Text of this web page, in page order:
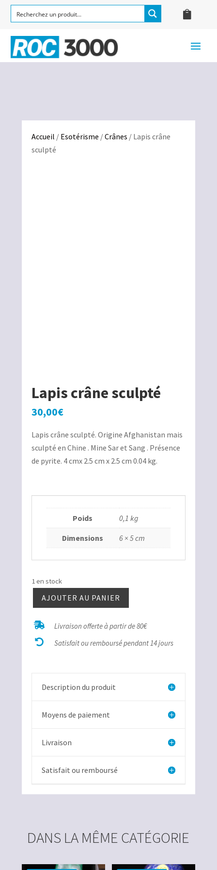
Accueil / Esotérisme /Crânes / Lapis crâne
sculpté
Lapis crâne sculpté
30,00€
Lapis crâne sculpté. Origine Afghanistan mais
sculpté en Chine . Mine Sar et Sang . Présence
de pyrite. 4 cmx 2.5 cm x 2.5 cm 0.04 kg.
Poids 0,1 kg
Dimensions 6 × 5 cm
1 en stock
quantité
Lapis
crâne
AJOUTER AU PANIER
 Livraison offerte à partir de 80€
 Satisfait ou remboursé pendant 14 jours
Description du produit
Moyens de paiement
Livraison
Satisfait ou remboursé
DANS LA MÊME CATÉGORIE